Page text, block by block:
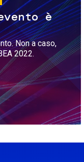
è
Non a caso,
2022.